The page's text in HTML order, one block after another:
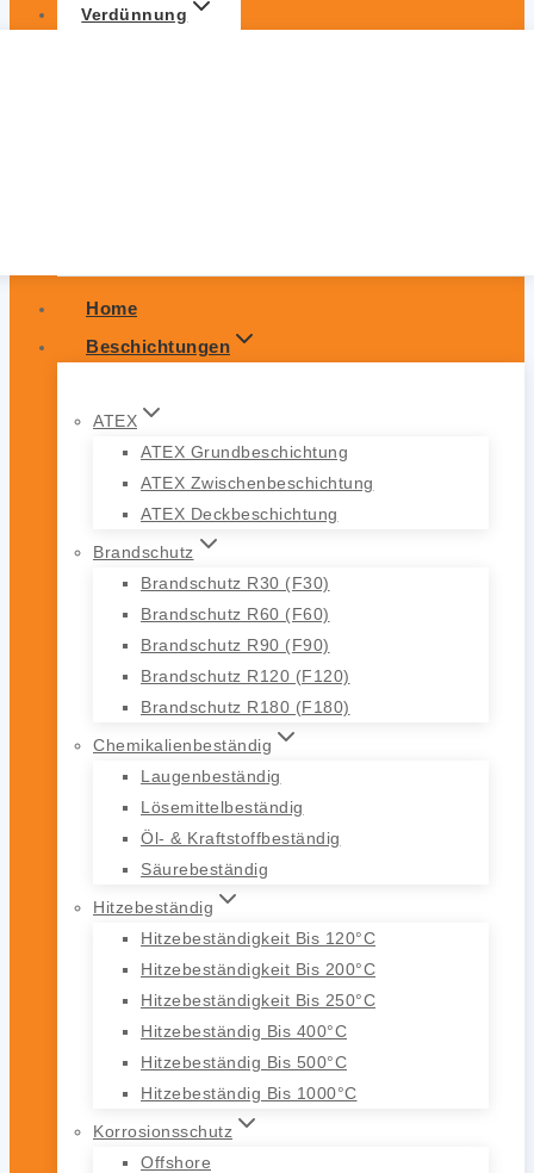
Verdünnung
Home
Beschichtungen
ATEX
ATEX Grundbeschichtung
ATEX Zwischenbeschichtung
ATEX Deckbeschichtung
Brandschutz
Brandschutz R30 (F30)
Brandschutz R60 (F60)
Brandschutz R90 (F90)
Brandschutz R120 (F120)
Brandschutz R180 (F180)
Chemikalienbeständig
Laugenbeständig
Lösemittelbeständig
Öl- & Kraftstoffbeständig
Säurebeständig
Hitzebeständig
Hitzebeständigkeit Bis 120°C
Hitzebeständigkeit Bis 200°C
Hitzebeständigkeit Bis 250°C
Hitzebeständig Bis 400°C
Hitzebeständig Bis 500°C
Hitzebeständig Bis 1000°C
Korrosionsschutz
Offshore